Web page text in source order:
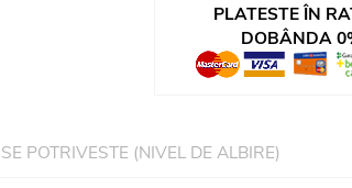
PLATESTE ÎN
DOBÂNDA
POTRIVESTE (NIVEL DE ALBIRE)